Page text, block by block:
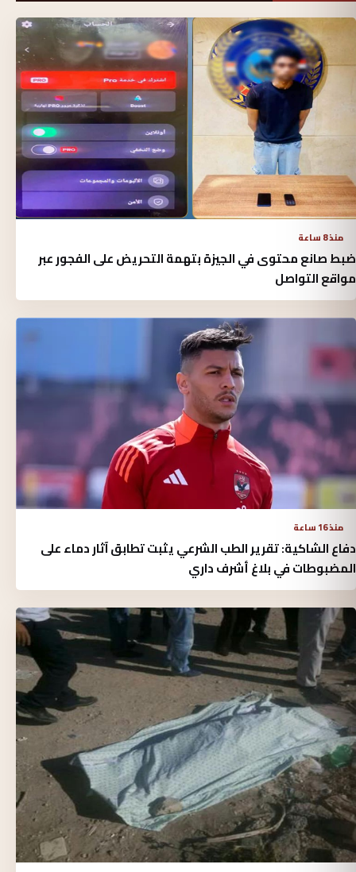
منذ 8 ساعة
ضبط صانع محتوى في الجيزة بتهمة التحريض على الفجور عبر
مواقع التواصل
منذ 16 ساعة
دفاع الشاكية: تقرير الطب الشرعي يثبت تطابق آثار دماء على
المضبوطات في بلاغ أشرف داري